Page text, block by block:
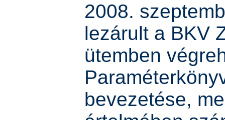
2008.
lezárult a BKV
ütemben
bevezetése,